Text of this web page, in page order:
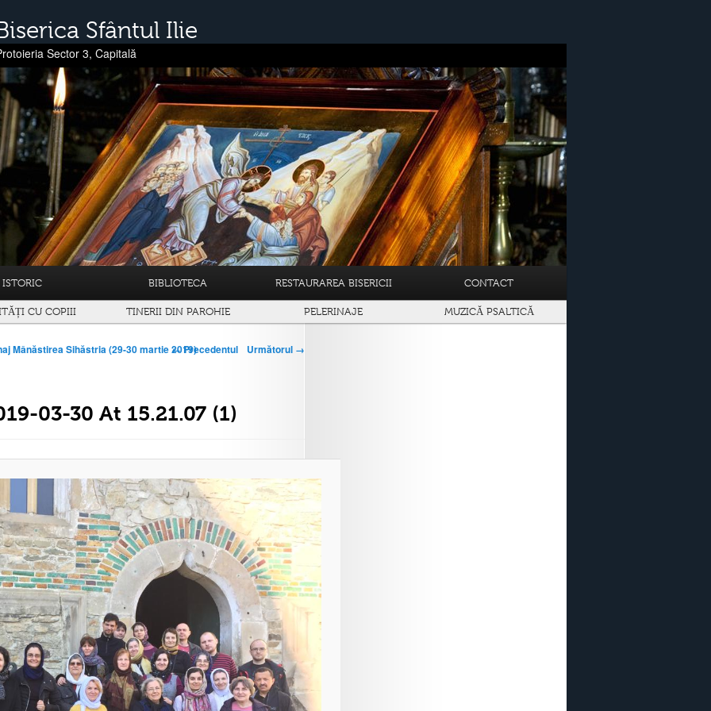
Sfântul Ilie
Sector 3, Capitală
ISTORIC BIBLIOTECA RESTAURAREA BISERICII CONTACT
CU COPIII TINERII DIN PAROHIE PELERINAJE MUZICĂ PSALTICĂ
← Precedentul Următorul →
03-30 At 15.21.07 (1)
Mânăstirea Sihăstria (29-30 martie 2019)